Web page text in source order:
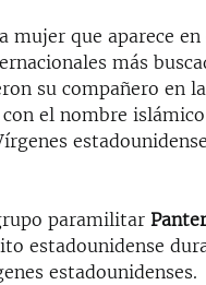
mujer que aparece
más
su compañero en
el nombre
paramilitar
estadounidense
estadounidenses.